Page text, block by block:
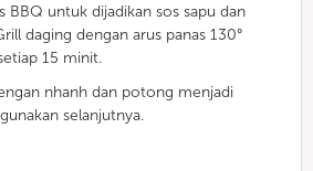
BBQ untuk dijadikan sos sapu dan
daging dengan arus panas 130°
15 minit.
nhanh dan potong menjadi
selanjutnya.